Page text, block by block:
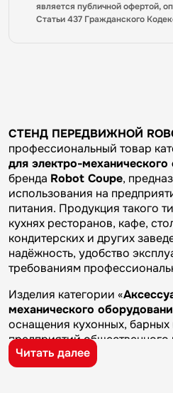
является публичной офертой,
Статьи 437 Гражданского
СТЕНД ПЕРЕДВИЖНОЙ
профессиональный товар
для электро-
бренда Robot Coupe,
использования на
питания. Продукция такого
кухнях ресторанов, кафе,
кондитерских и других
надёжность, удобство
требованиям
Изделия категории «
механического
оснащения кухонных,
предприятий общественного
применяются на
ресторанов и кафе, в
Читать далее